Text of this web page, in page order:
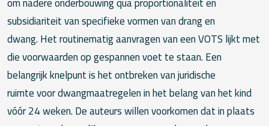
subsidiariteit van specifieke vormen van drang en
dwang. Het routinematig aanvragen van een VOTS lijkt met
die voorwaarden op gespannen voet te staan. Een
belangrijk knelpunt is het ontbreken van juridische
ruimte voor dwangmaatregelen in het belang van het kind
vóór 24 weken. De auteurs willen voorkomen dat in plaats